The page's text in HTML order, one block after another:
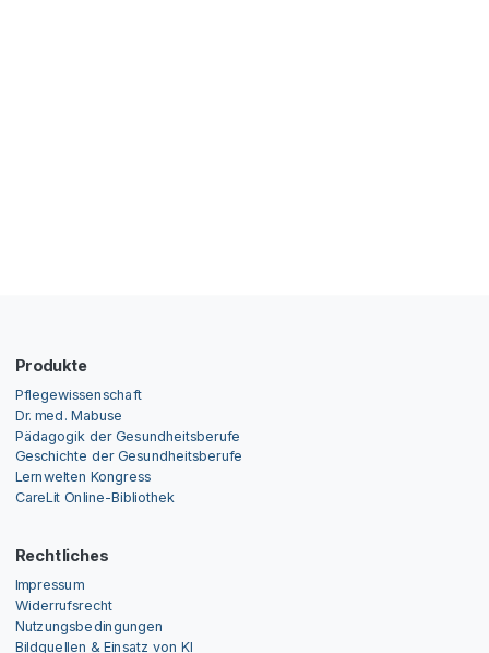
Produkte
Pflegewissenschaft
Dr. med. Mabuse
Pädagogik der Gesundheitsberufe
Geschichte der Gesundheitsberufe
Lernwelten Kongress
CareLit Online-Bibliothek
Rechtliches
Impressum
Widerrufsrecht
Nutzungsbedingungen
Bildquellen & Einsatz von KI